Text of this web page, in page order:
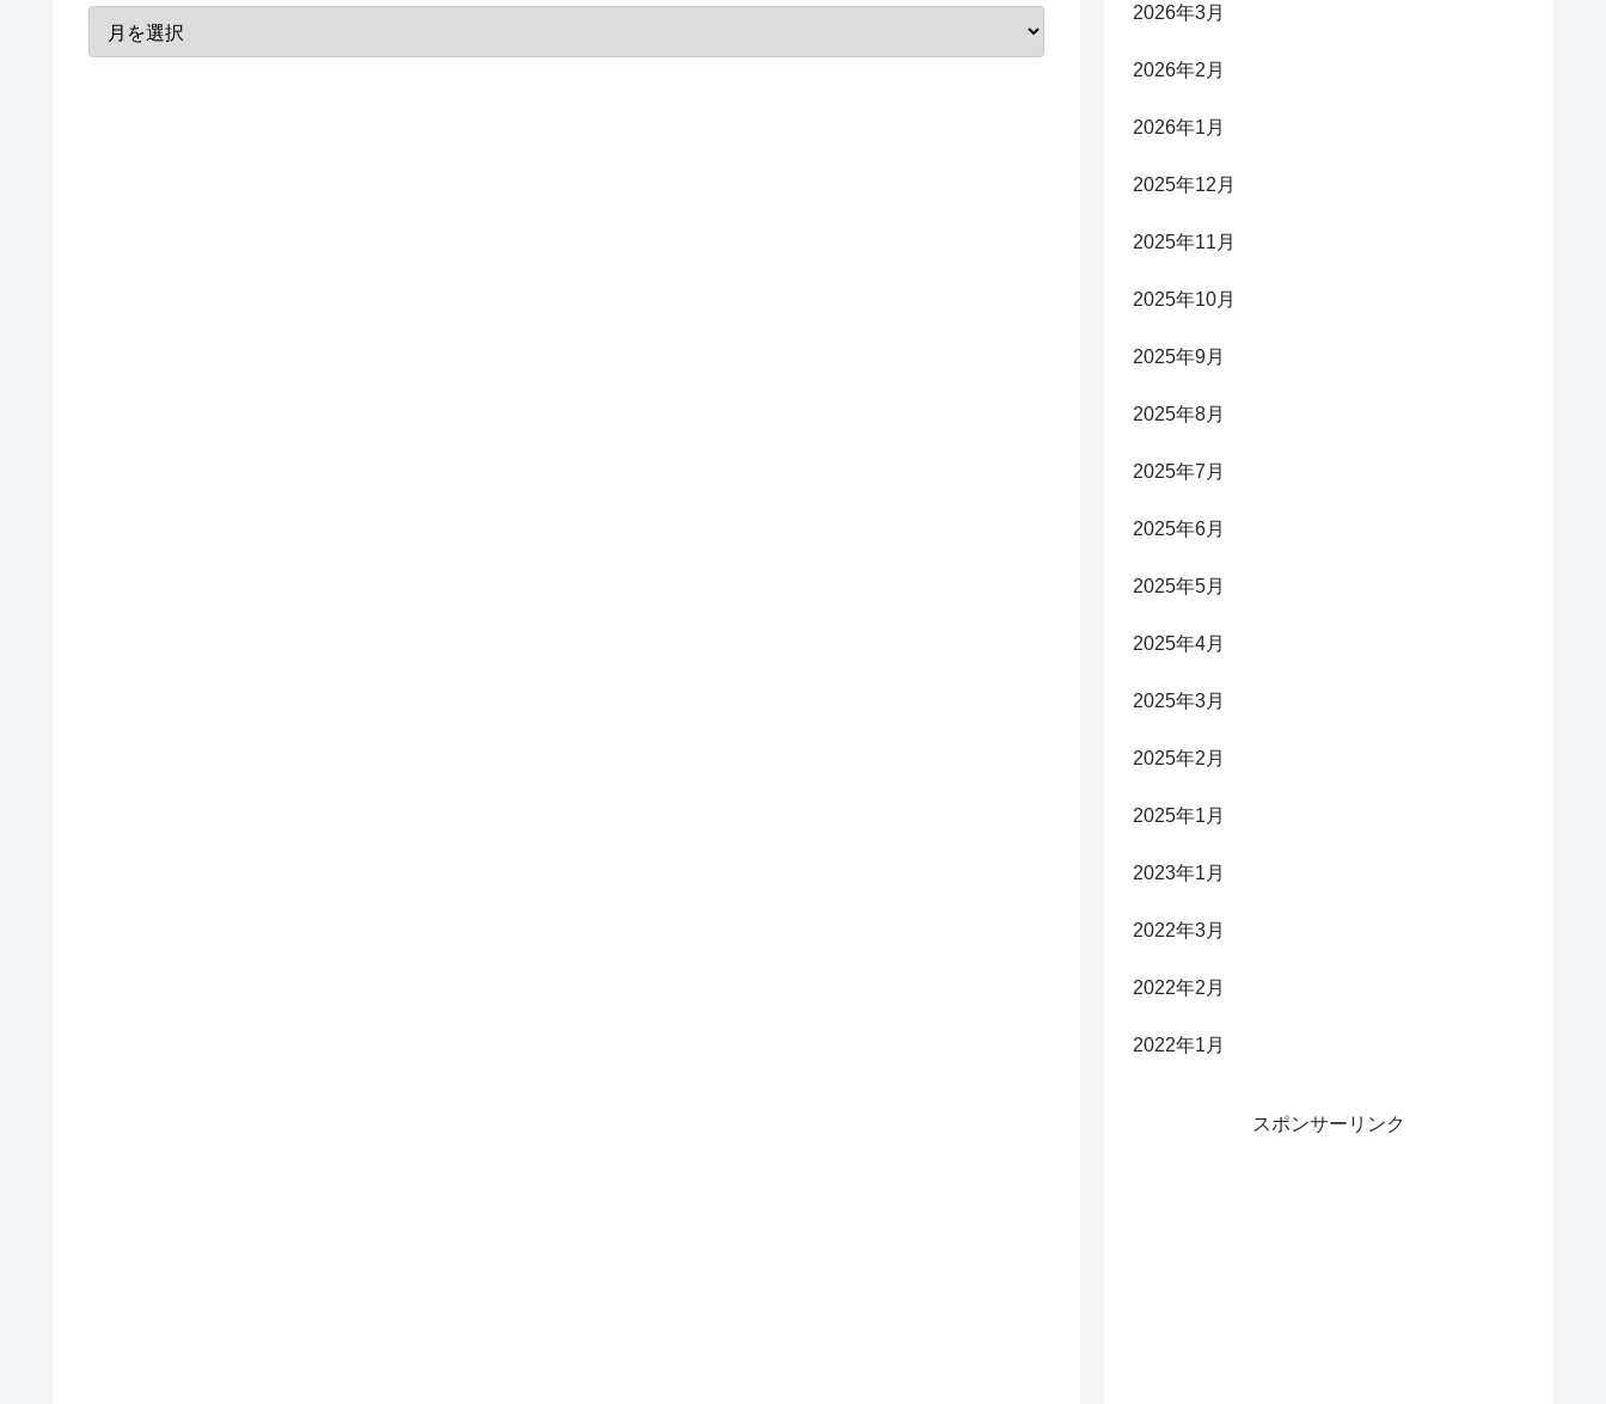
2026年3月
2026年2月
2026年1月
2025年12月
2025年11月
2025年10月
2025年9月
2025年8月
2025年7月
2025年6月
2025年5月
2025年4月
2025年3月
2025年2月
2025年1月
2023年1月
2022年3月
2022年2月
2022年1月
スポンサーリンク